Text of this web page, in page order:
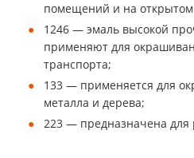
помещений и на открытом
1246 — эмаль высокой
применяют для
транспорта;
133 — применяется для
металла и дерева;
223 — предназначена для